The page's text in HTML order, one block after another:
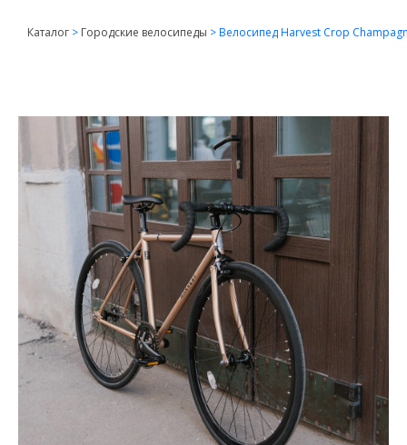
Каталог > Городские велосипеды >Велосипед Harvest Crop